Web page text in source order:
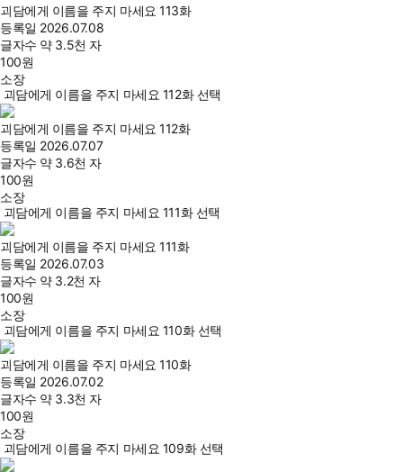
괴담에게 이름을 주지 마세요 113화
등록일 2026.07.08
글자수 약 3.5천 자
100원
소장
괴담에게 이름을 주지 마세요 112화 선택
괴담에게 이름을 주지 마세요 112화
등록일 2026.07.07
글자수 약 3.6천 자
100원
소장
괴담에게 이름을 주지 마세요 111화 선택
괴담에게 이름을 주지 마세요 111화
등록일 2026.07.03
글자수 약 3.2천 자
100원
소장
괴담에게 이름을 주지 마세요 110화 선택
괴담에게 이름을 주지 마세요 110화
등록일 2026.07.02
글자수 약 3.3천 자
100원
소장
괴담에게 이름을 주지 마세요 109화 선택